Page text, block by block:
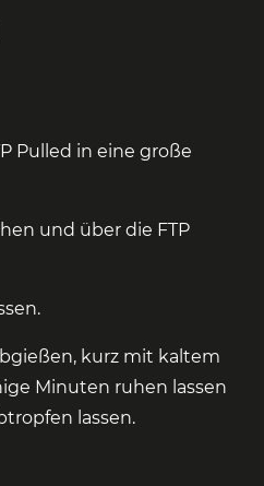
Pulled in eine große
und über die FTP
kurz mit kaltem
Minuten ruhen lassen
lassen.